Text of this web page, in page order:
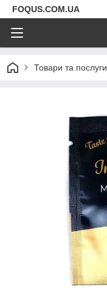
FOQUS.COM.UA
Товари та послуги